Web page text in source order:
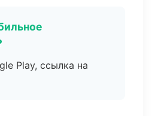
Play, ссылка на